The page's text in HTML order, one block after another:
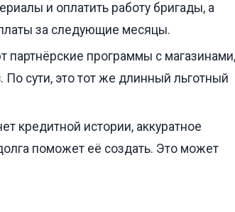
и оплатить работу бригады, а
за следующие месяцы.
партнёрские программы с магазинами,
сути, это тот же длинный льготный
кредитной истории, аккуратное
поможет её создать. Это может